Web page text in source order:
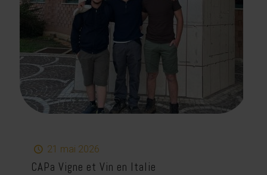
21 mai 2026
CAPa Vigne et Vin en Italie